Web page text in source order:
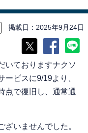
掲載日 2025年9月24日
いておりますナクソ
ービスに9/19より、
点で復旧し、通常通
ざいませんでした。